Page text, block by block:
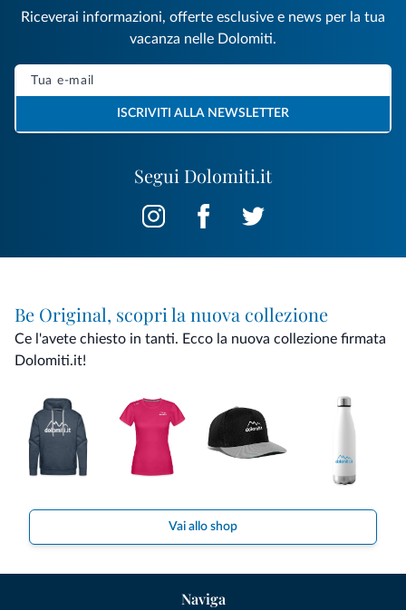
Segui Dolomiti.it
Riceverai informazioni, offerte esclusive e news per la tua
vacanza nelle Dolomiti.
ISCRIVITI ALLA NEWSLETTER
Be Original, scopri la nuova collezione
Ce l'avete chiesto in tanti. Ecco la nuova collezione firmata
Dolomiti.it!
Vai allo shop
Naviga